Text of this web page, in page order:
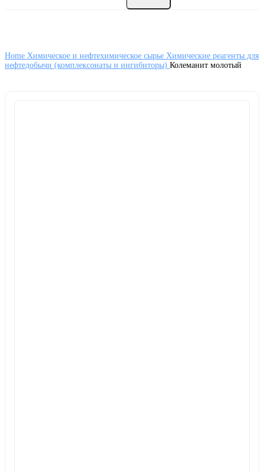
Home Химическое и нефтехимическое сырье Химические реагенты для
нефтедобычи (комплексонаты и ингибиторы) Колеманит молотый